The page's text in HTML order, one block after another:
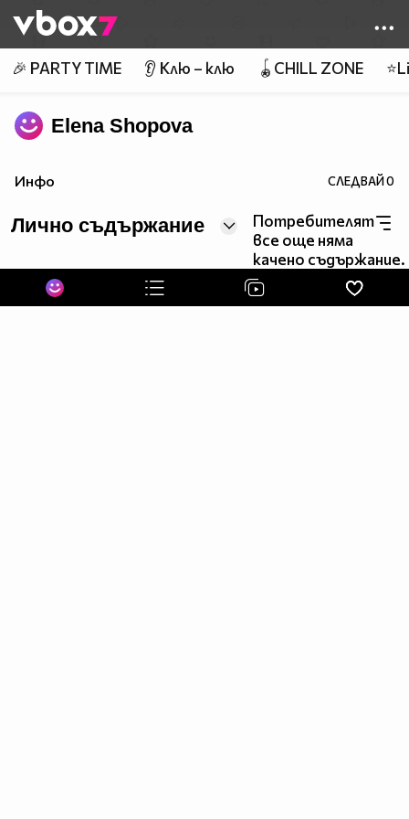
👾
🎉 PARTY TIME 👂 Клю – клю 🪀CHILL ZONE
Elena Shopova
Инфо СЛЕДВАЙ0
Лично съдържание
Потребителят
все още няма
качено съдържание.